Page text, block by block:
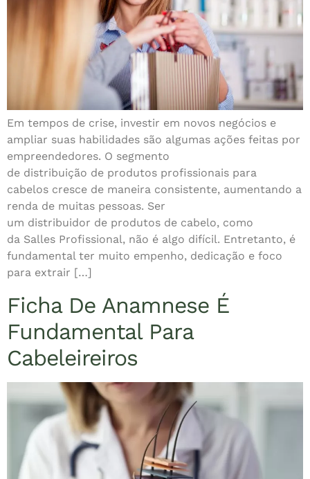
Em tempos de crise, investir em novos negócios e
ampliar suas habilidades são algumas ações feitas por
empreendedores. O segmento
de distribuição de produtos profissionais para
cabelos cresce de maneira consistente, aumentando a
renda de muitas pessoas. Ser
um distribuidor de produtos de cabelo, como
da Salles Profissional, não é algo difícil. Entretanto, é
fundamental ter muito empenho, dedicação e foco
para extrair […]
Ficha De Anamnese É
Fundamental Para
Cabeleireiros